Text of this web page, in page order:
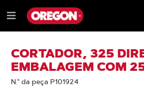
IGNORAR
SEGUIR
PARA
CONTEÚDO
IGNORAR
SEGUIR
PARA
MENU
NAVEGAÇÃO
Menu
CORTADOR, 325
EMBALAGEM COM
N.° da peça P101924